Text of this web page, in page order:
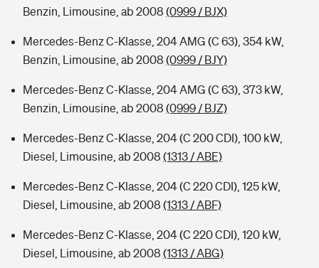
Benzin, Limousine, ab 2008 (0999 / BJX)
Mercedes-Benz C-Klasse, 204 AMG (C 63), 354 kW,
Benzin, Limousine, ab 2008 (0999 / BJY)
Mercedes-Benz C-Klasse, 204 AMG (C 63), 373 kW,
Benzin, Limousine, ab 2008 (0999 / BJZ)
Mercedes-Benz C-Klasse, 204 (C 200 CDI), 100 kW,
Diesel, Limousine, ab 2008 (1313 / ABE)
Mercedes-Benz C-Klasse, 204 (C 220 CDI), 125 kW,
Diesel, Limousine, ab 2008 (1313 / ABF)
Mercedes-Benz C-Klasse, 204 (C 220 CDI), 120 kW,
Diesel, Limousine, ab 2008 (1313 / ABG)